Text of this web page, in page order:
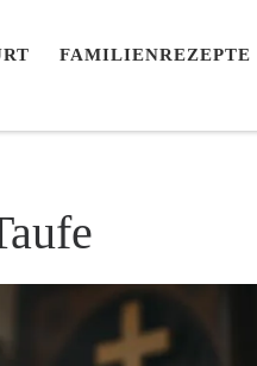
FAMILIENREZEPTE